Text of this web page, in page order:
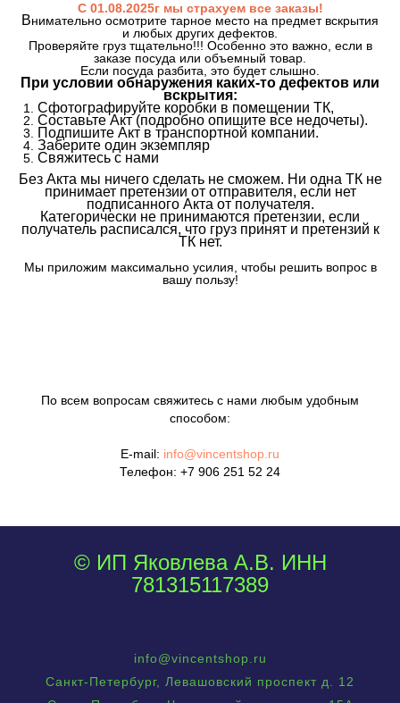
С 01.08.2025г мы страхуем все заказы!
Внимательно осмотрите тарное место на предмет вскрытия
и любых других дефектов.
Проверяйте груз тщательно!!! Особенно это важно, если в
заказе посуда или объемный товар.
Если посуда разбита, это будет слышно.
При условии обнаружения каких-то дефектов или
вскрытия:
Сфотографируйте коробки в помещении ТК,
Составьте Акт (подробно опишите все недочеты).
Подпишите Акт в транспортной компании.
Заберите один экземпляр
Свяжитесь с нами
Без Акта мы ничего сделать не сможем. Ни одна ТК не
принимает претензии от отправителя, если нет
подписанного Акта от получателя.
Категорически не принимаются претензии, если
получатель расписался, что груз принят и претензий к
ТК нет.
Мы приложим максимально усилия, чтобы решить вопрос в
вашу пользу!
По всем вопросам свяжитесь с нами любым удобным
способом:
E-mail: info@vincentshop.ru
Телефон: +7 906 251 52 24
© ИП Яковлева А.В. ИНН
781315117389
info@vincentshop.ru
Санкт-Петербург, Левашовский проспект д. 12